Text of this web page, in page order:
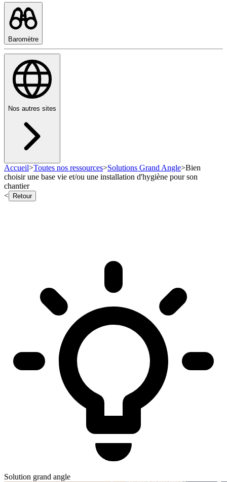
Baromètre
Nos autres sites
Accueil>Toutes nos ressources>Solutions Grand Angle>Bien
choisir une base vie et/ou une installation d'hygiène pour son
chantier
<
Retour
Solution grand angle